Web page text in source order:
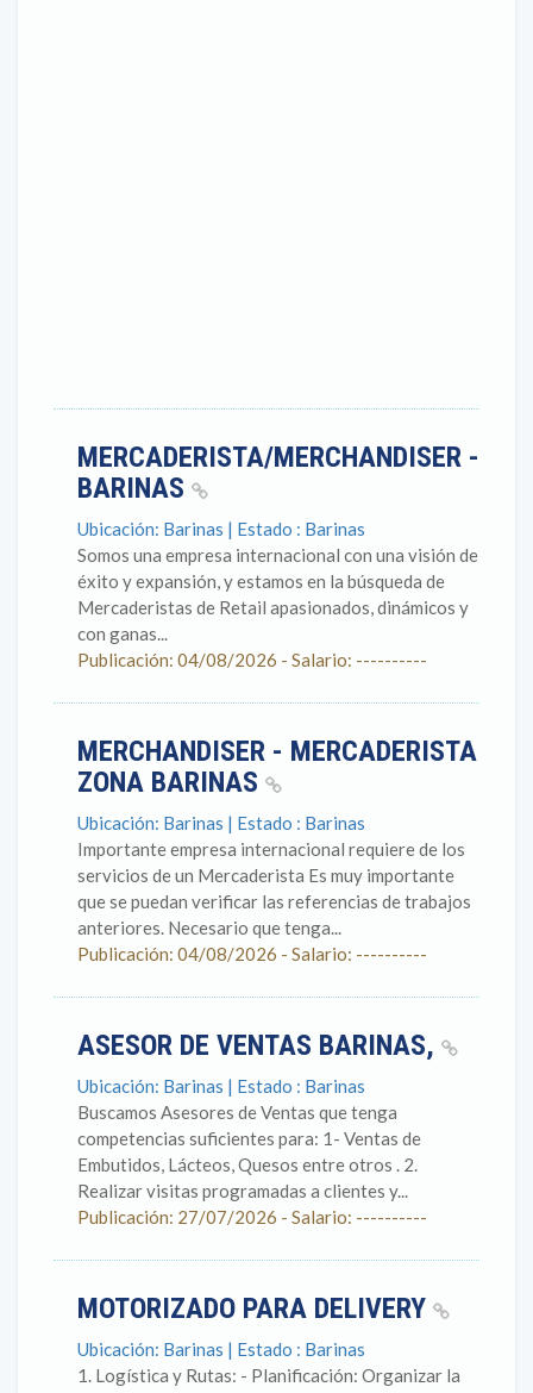
MERCADERISTA/MERCHANDISER -
BARINAS
Ubicación: Barinas | Estado : Barinas
Somos una empresa internacional con una visión de
éxito y expansión, y estamos en la búsqueda de
Mercaderistas de Retail apasionados, dinámicos y
con ganas...
Publicación: 04/08/2026 - Salario: ----------
MERCHANDISER - MERCADERISTA
ZONA BARINAS
Ubicación: Barinas | Estado : Barinas
Importante empresa internacional requiere de los
servicios de un Mercaderista Es muy importante
que se puedan verificar las referencias de trabajos
anteriores. Necesario que tenga...
Publicación: 04/08/2026 - Salario: ----------
ASESOR DE VENTAS BARINAS,
Ubicación: Barinas | Estado : Barinas
Buscamos Asesores de Ventas que tenga
competencias suficientes para: 1- Ventas de
Embutidos, Lácteos, Quesos entre otros . 2.
Realizar visitas programadas a clientes y...
Publicación: 27/07/2026 - Salario: ----------
MOTORIZADO PARA DELIVERY
Ubicación: Barinas | Estado : Barinas
1. Logística y Rutas: - Planificación: Organizar la